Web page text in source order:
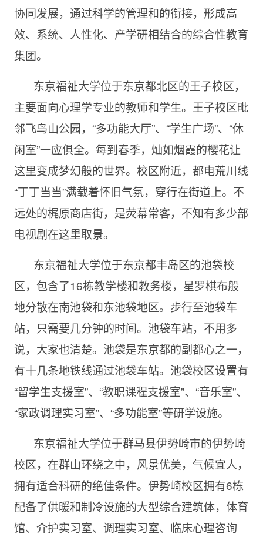
协同发展，通过科学的管理和的衔接，形成高
效、系统、人性化、产学研相结合的综合性教育
集团。
东京福祉大学位于东京都北区的王子校区，
主要面向心理学专业的教师和学生。王子校区毗
邻飞鸟山公园，“多功能大厅”、“学生广场”、“休
闲室”一应俱全。每到春季，灿如烟霞的樱花让
这里变成梦幻般的世界。校区附近，都电荒川线
“丁丁当当”满载着怀旧气氛，穿行在街道上。不
远处的梶原商店街，是荧幕常客，不知有多少部
电视剧在这里取景。
东京福祉大学位于东京都丰岛区的池袋校
区，包含了16栋教学楼和教务楼，星罗棋布般
地分散在南池袋和东池袋地区。步行至池袋车
站，只需要几分钟的时间。池袋车站，不用多
说，大家也清楚。池袋是东京都的副都心之一，
有十几条地铁线通过池袋车站。池袋校区设置有
“留学生支援室”、“教职课程支援室”、“音乐室”、
“家政调理实习室”、“多功能室”等研学设施。
东京福祉大学位于群马县伊势崎市的伊势崎
校区，在群山环绕之中，风景优美，气候宜人，
拥有适合科研的绝佳条件。伊势崎校区拥有6栋
配备了供暖和制冷设施的大型综合建筑体，体育
馆、介护实习室、调理实习室、临床心理咨询